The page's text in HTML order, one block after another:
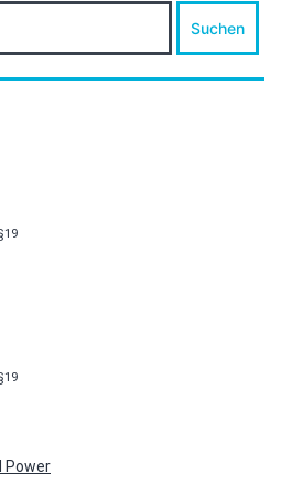
Suchen
Power